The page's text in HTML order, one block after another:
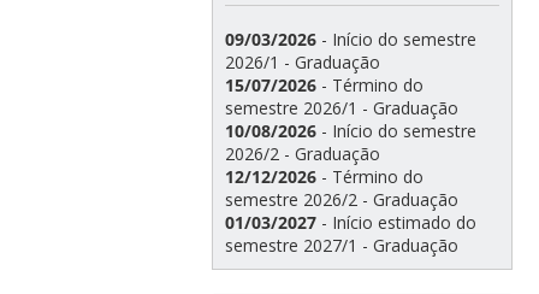
09/03/2026 - Início do semestre
2026/1 - Graduação
15/07/2026 - Término do
semestre 2026/1 - Graduação
10/08/2026 - Início do semestre
2026/2 - Graduação
12/12/2026 - Término do
semestre 2026/2 - Graduação
01/03/2027 - Início estimado do
semestre 2027/1 - Graduação